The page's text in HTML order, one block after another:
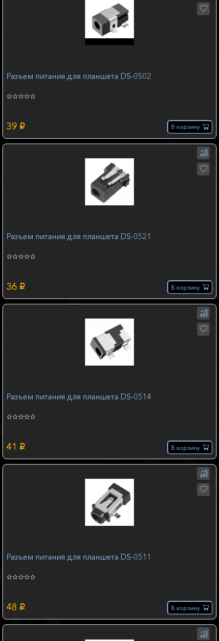
Разъем питания для планшета DS-0502
39 p В корзину
Разъем питания для планшета DS-0521
36 p В корзину
Разъем питания для планшета DS-0514
41 p В корзину
Разъем питания для планшета DS-0511
48 p В корзину